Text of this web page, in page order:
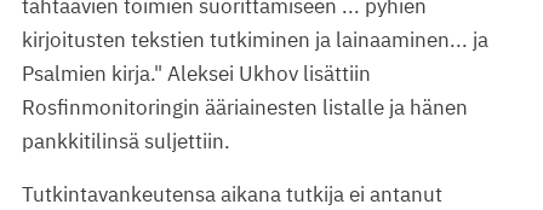
tähtäävien toimien suorittamiseen ... pyhien
kirjoitusten tekstien tutkiminen ja lainaaminen... ja
Psalmien kirja." Aleksei Ukhov lisättiin
Rosfinmonitoringin ääriainesten listalle ja hänen
pankkitilinsä suljettiin.
Tutkintavankeutensa aikana tutkija ei antanut